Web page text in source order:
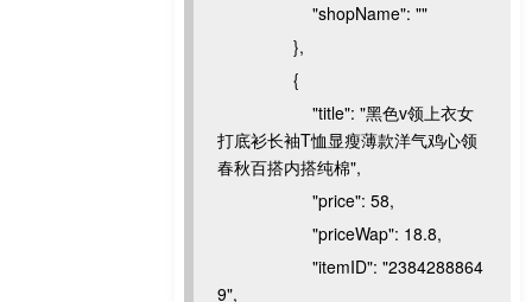
"shopName": ""
},
{
"title": "黑色v领上衣女
打底衫长袖T恤显瘦薄款洋气鸡心领
春秋百搭内搭纯棉",
"price": 58,
"priceWap": 18.8,
"itemID": "2384288864
9",